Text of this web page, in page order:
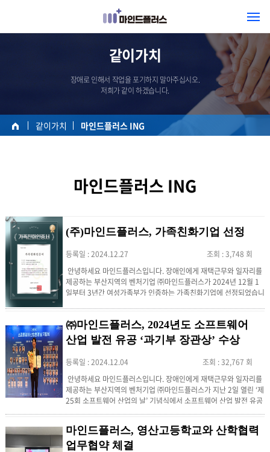
같이가치
장애로 인해서 작업을 포기하지 말아주십시오.
저희가 같이 하겠습니다.
같이가치 마인드플러스 ING
마인드플러스 ING
(주)마인드플러스, 가족친화기업 선정
등록일 : 2024.12.27
조회 : 3,748 회
안녕하세요 마인드플러스입니다. 장애인에게 재택근무와 일자리를
제공하는 부산지역의 벤처기업 ㈜마인드플러스가 2024년 12월 1
일부터 3년간 여성가족부가 인증하는 가족친화기업에 선정되었습니
화 제도를 모범적으로 운영하는 기업 및 공공기관에 대해여성가족부
가 인증을 부여하는 제도입니다.㈜마인드플러스는 장애인 인재를 발
굴하고 기업과 매칭을 통하여 장애인이 사회...
㈜마인드플러스, 2024년도 소프트웨어
산업 발전 유공 ‘과기부 장관상’ 수상
등록일 : 2024.12.04
조회 : 32,767 회
안녕하세요 마인드플러스입니다. 장애인에게 재택근무와 일자리를
제공하는 부산지역의 벤처기업 ㈜마인드플러스가 지난 2일 열린 ‘제
25회 소프트웨어 산업의 날’ 기념식에서 소프트웨어 산업 발전 유공
자로 선정, 과학기술정보통신부 장관 표창을 수상하였습니다. 과학
기술정보통신부가 주최하고 정보통신산업진흥원과 한국소프트웨어
산업협회가 주관하는 ‘소프트웨어 산업인의 날’은 소프트웨어 산업
인의 위상과 사기를 고취하고, 대한민국 경제 성장에 기여한 공로를
마인드플러스, 영산고등학교와 산학협력
업무협약 체결